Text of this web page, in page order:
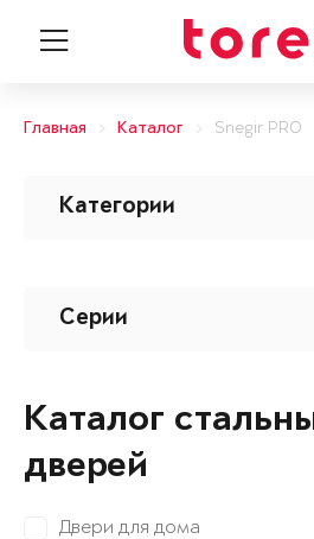
Главная Каталог Snegir PRO
Категории
Серии
Каталог
дверей
Двери для дома